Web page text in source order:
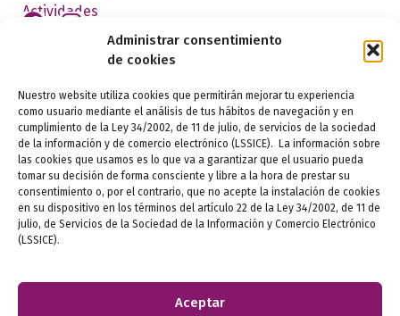
Administrar consentimiento
de cookies
Nuestro website utiliza cookies que permitirán mejorar tu experiencia
como usuario mediante el análisis de tus hábitos de navegación y en
cumplimiento de la Ley 34/2002, de 11 de julio, de servicios de la sociedad
de la información y de comercio electrónico (LSSICE). La información sobre
las cookies que usamos es lo que va a garantizar que el usuario pueda
tomar su decisión de forma consciente y libre a la hora de prestar su
consentimiento o, por el contrario, que no acepte la instalación de cookies
en su dispositivo en los términos del artículo 22 de la Ley 34/2002, de 11 de
julio, de Servicios de la Sociedad de la Información y Comercio Electrónico
(LSSICE).
Aceptar
Actividades
Aviso legal